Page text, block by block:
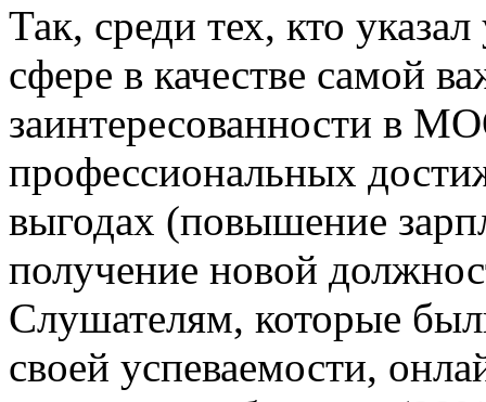
Так, среди тех, кто
сфере в качестве самой
заинтересованности в
профессиональных
выгодах (повышение
получение новой
Слушателям, которые
своей успеваемости,